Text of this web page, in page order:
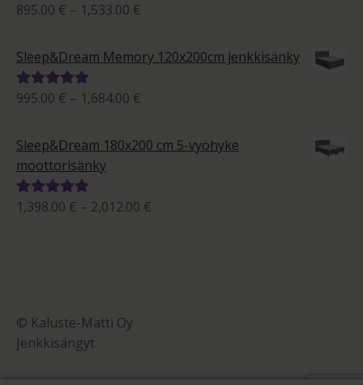
Arvostelu
5.00
/ 5
895.00 € – 1,533.00 €
1,533.00 €
Sleep&Dream Memory 120x200cm jenkkisänky
Arvostelu
5.00
/ 5
995.00 € – 1,684.00 €
-
1,684.00 €
Sleep&Dream 180x200 cm 5-vyöhyke
moottorisänky
Arvostelu
1,398.00 € – 2,012.00 €
© Kaluste-Matti Oy
Jenkkisängyt